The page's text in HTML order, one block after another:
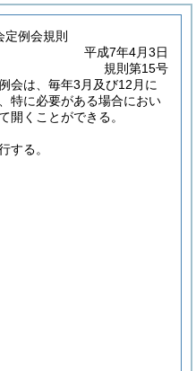
例会規則
平成7年4月3日
規則第15号
会は、毎年3月及び12月に
特に必要がある場合におい
開くことができる。
する。